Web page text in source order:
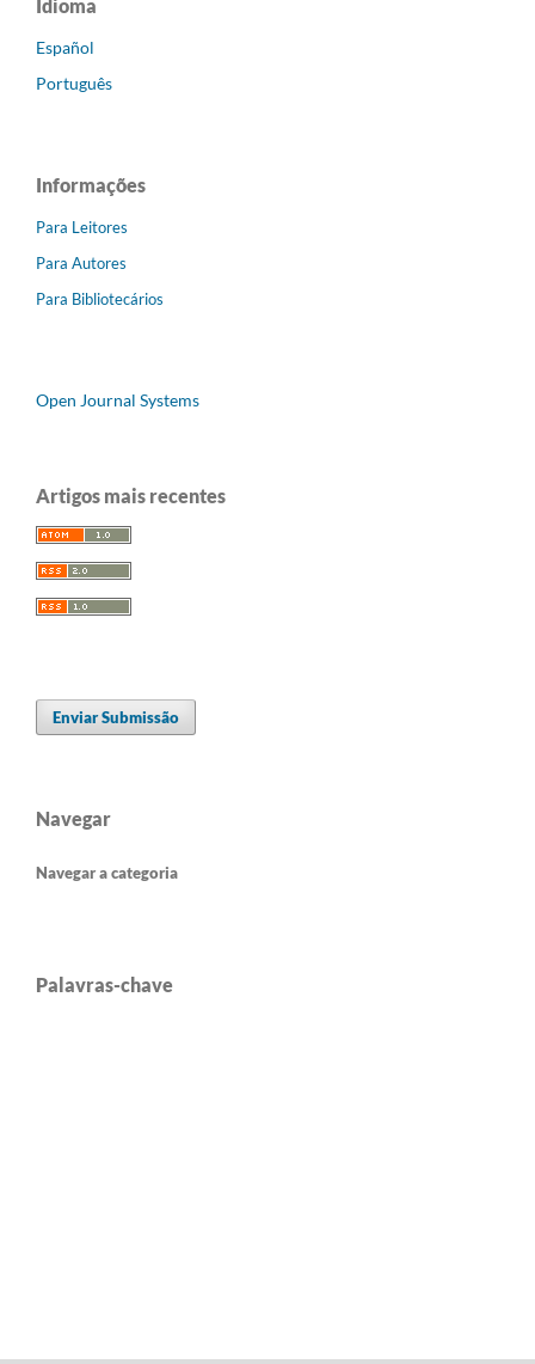
Idioma
Español
Português
Informações
Para Leitores
Para Autores
Para Bibliotecários
Open Journal Systems
Artigos mais recentes
Enviar Submissão
Navegar
Navegar a categoria
Palavras-chave